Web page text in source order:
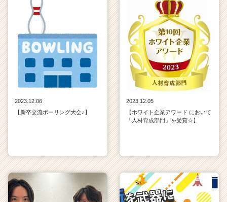
2023.12.06
【新卒交流ボーリング大会♪】
2023.12.05
【ホワイト企業アワード において
「人材育成部門」を受賞☆】